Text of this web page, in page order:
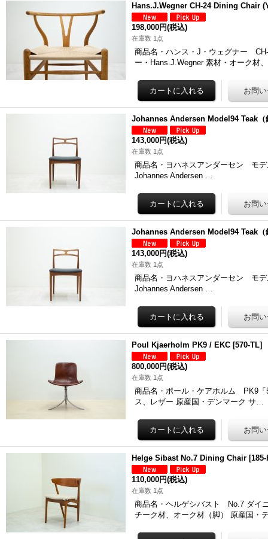
Hans.J.Wegner CH-24 Dining Chair
198,000円(税込)
在庫数 1点
商品名・ハンス・J・ウェグナー
ー・Hans.J.Wegner 素材・オーク材
Johannes Andersen Model94 Teak（
143,000円(税込)
在庫数 1点
商品名・ヨハネスアンダーセン モ
Johannes Andersen …
Johannes Andersen Model94 Teak（
143,000円(税込)
在庫数 1点
商品名・ヨハネスアンダーセン モ
Johannes Andersen …
Poul Kjaerholm PK9 / EKC [570-TL]
800,000円(税込)
在庫数 1点
商品名・ポール・ケアホルム PK9「
ス、レザー 原産国・デンマーク サ…
Helge Sibast No.7 Dining Chair [185-
110,000円(税込)
在庫数 1点
商品名・ヘルゲシバスト No.7 ダイ
チーク材、オーク材（脚） 原産国・